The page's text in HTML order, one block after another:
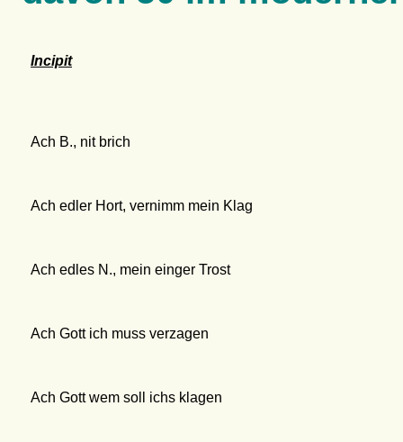
Incipit
Ach B., nit brich
Ach edler Hort, vernimm mein Klag
Ach edles N., mein einger Trost
Ach Gott ich muss verzagen
Ach Gott wem soll ichs klagen